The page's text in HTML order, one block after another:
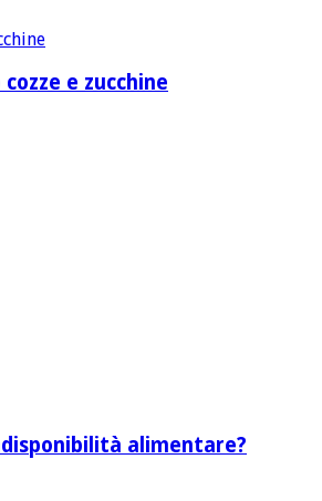
e zucchine
alimentare?